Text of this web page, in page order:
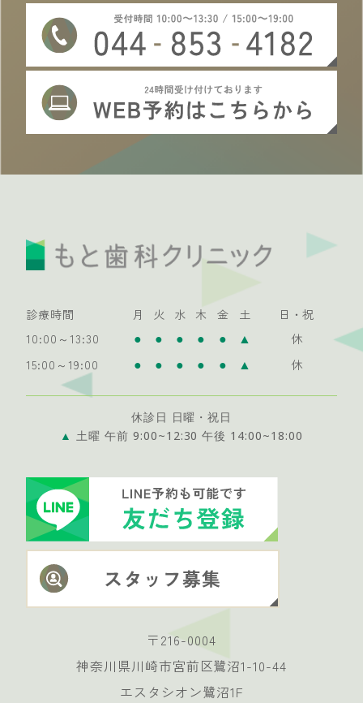
診療時間 月 火 水 木 金 土
日・祝
10:00～13:30
● ● ● ● ● ▲
休
15:00～19:00
● ● ● ● ● ▲ 休
休診日 日曜・祝日
▲ 土曜 午前 9:00~12:30 午後 14:00~18:00
〒216-0004
神奈川県川崎市宮前区鷺沼1-10-44
エスタシオン鷺沼1F